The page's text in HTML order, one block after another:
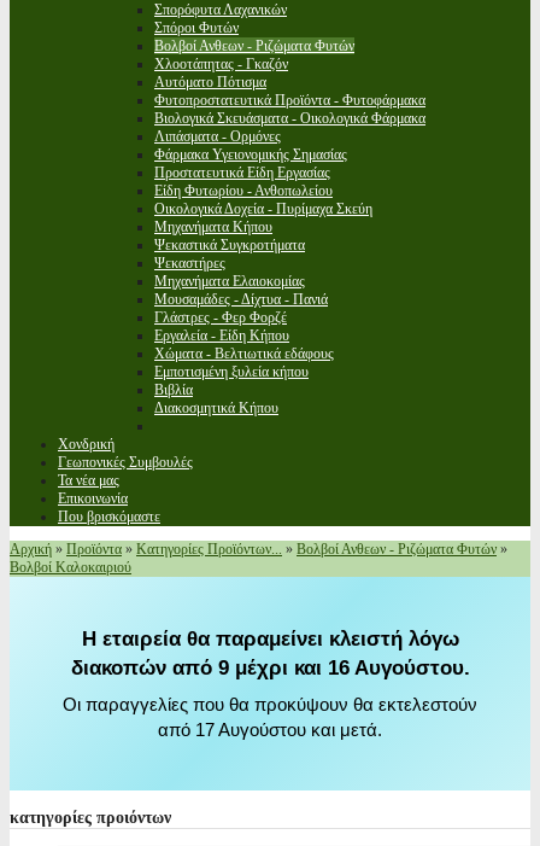
Σπορόφυτα Λαχανικών
Σπόροι Φυτών
Βολβοί Ανθεων - Ριζώματα Φυτών
Χλοοτάπητας - Γκαζόν
Αυτόματο Πότισμα
Φυτοπροστατευτικά Προϊόντα - Φυτοφάρμακα
Βιολογικά Σκευάσματα - Οικολογικά Φάρμακα
Λιπάσματα - Ορμόνες
Φάρμακα Υγειονομικής Σημασίας
Προστατευτικά Είδη Εργασίας
Είδη Φυτωρίου - Ανθοπωλείου
Οικολογικά Δοχεία - Πυρίμαχα Σκεύη
Μηχανήματα Κήπου
Ψεκαστικά Συγκροτήματα
Ψεκαστήρες
Μηχανήματα Ελαιοκομίας
Μουσαμάδες - Δίχτυα - Πανιά
Γλάστρες - Φερ Φορζέ
Εργαλεία - Είδη Κήπου
Χώματα - Βελτιωτικά εδάφους
Εμποτισμένη ξυλεία κήπου
Βιβλία
Διακοσμητικά Κήπου
Χονδρική
Γεωπονικές Συμβουλές
Τα νέα μας
Επικοινωνία
Που βρισκόμαστε
Αρχική » Προϊόντα » Κατηγορίες Προϊόντων... » Βολβοί Ανθεων - Ριζώματα Φυτών »
Βολβοί Καλοκαιριού
Η εταιρεία θα παραμείνει κλειστή λόγω
διακοπών από 9 μέχρι και 16 Αυγούστου.
Οι παραγγελίες που θα προκύψουν θα εκτελεστούν
από 17 Αυγούστου και μετά.
κατηγορίες προιόντων